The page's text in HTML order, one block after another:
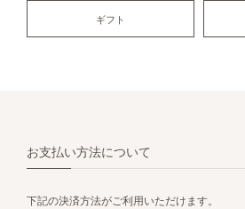
ギフト
お支払い方法について
下記の決済方法がご利用いただけます。